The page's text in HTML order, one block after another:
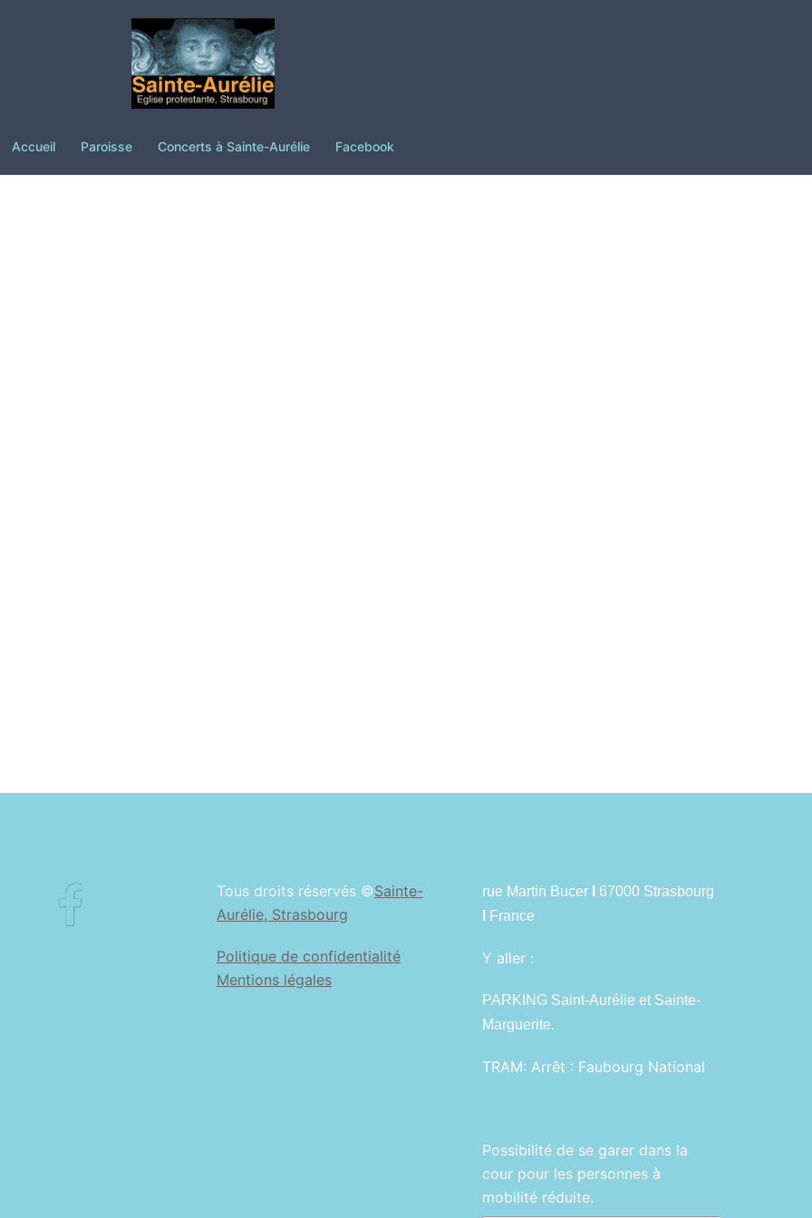
Accueil Paroisse Concerts à Sainte-Aurélie Facebook
Tous droits réservés ©Sainte-
Aurélie, Strasbourg
Politique de confidentialité
Mentions légales
rue Martin Bucer
67000 Strasbourg
France
Y aller :
PARKING Saint-Aurélie et Sainte-
Marguerite.
TRAM: Arrêt : Faubourg National
Possibilité de se garer dans la
cour pour les personnes à
mobilité réduite.